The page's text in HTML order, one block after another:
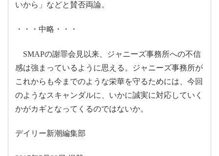
2017年5月28日
2017年5月27日
いから」などと賛否両論。
・・・中略・・・
SMAPの謝罪会見以来、ジャニーズ事務所への不信
感は強まっているように思える。ジャニーズ事務所が
これからも今までのような栄華を守るためには、今回
のようなスキャンダルに、いかに誠実に対応していく
かがカギとなってくるのではないか。
デイリー新潮編集部